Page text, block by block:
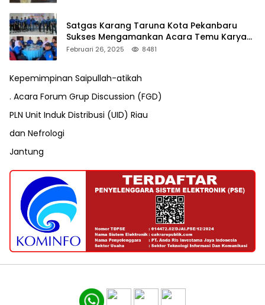
Satgas Karang Taruna Kota Pekanbaru
Sukses Mengamankan Acara Temu Karya
VII Karang Taruna Pekanbaru
Februari 26, 2025 8481
Kepemimpinan Saipullah-atikah
. Acara Forum Grup Discussion (FGD)
PLN Unit Induk Distribusi (UID) Riau
dan Nefrologi
Jantung